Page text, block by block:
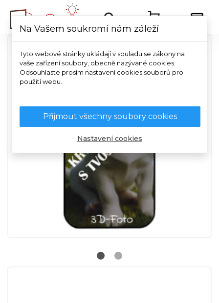
Na Vašem soukromí nám záleží
Tyto webové stránky ukládají v souladu se zákony na
vaše zařízení soubory, obecně nazývané cookies.
Odsouhlaste prosím nastavení cookies souborů pro
použití webu.
Přijmout všechny soubory cookies
Nastavení cookies